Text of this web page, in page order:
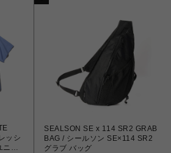
ッシ
ニフ
SEALSON SE x 114 SR2 GRAB
BAG / シールソン SE×114 SR2
グラブ バッグ